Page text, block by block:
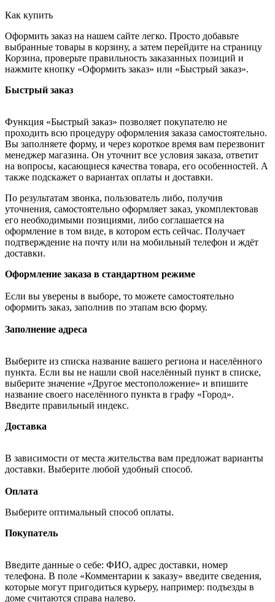
Как купить
Оформить заказ на нашем сайте легко. Просто добавьте
выбранные товары в корзину, а затем перейдите на страницу
Корзина, проверьте правильность заказанных позиций и
нажмите кнопку «Оформить заказ» или «Быстрый заказ».
Быстрый заказ
Функция «Быстрый заказ» позволяет покупателю не
проходить всю процедуру оформления заказа самостоятельно.
Вы заполняете форму, и через короткое время вам перезвонит
менеджер магазина. Он уточнит все условия заказа, ответит
на вопросы, касающиеся качества товара, его особенностей. А
также подскажет о вариантах оплаты и доставки.
По результатам звонка, пользователь либо, получив
уточнения, самостоятельно оформляет заказ, укомплектовав
его необходимыми позициями, либо соглашается на
оформление в том виде, в котором есть сейчас. Получает
подтверждение на почту или на мобильный телефон и ждёт
доставки.
Оформление заказа в стандартном режиме
Если вы уверены в выборе, то можете самостоятельно
оформить заказ, заполнив по этапам всю форму.
Заполнение адреса
Выберите из списка название вашего региона и населённого
пункта. Если вы не нашли свой населённый пункт в списке,
выберите значение «Другое местоположение» и впишите
название своего населённого пункта в графу «Город».
Введите правильный индекс.
Доставка
В зависимости от места жительства вам предложат варианты
доставки. Выберите любой удобный способ.
Оплата
Выберите оптимальный способ оплаты.
Покупатель
Введите данные о себе: ФИО, адрес доставки, номер
телефона. В поле «Комментарии к заказу» введите сведения,
которые могут пригодиться курьеру, например: подъезды в
доме считаются справа налево.